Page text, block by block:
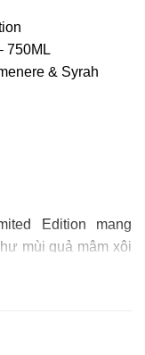
750ML
& Syrah
Edition mang
mùi quả mâm xôi
mùi ớt bột và gia vị